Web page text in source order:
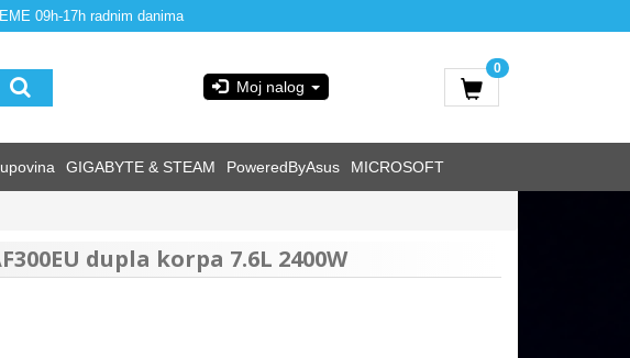
09h-17h radnim danima
Moj nalog
0
GIGABYTE & STEAM PoweredByAsus MICROSOFT
dupla korpa 7.6L 2400W